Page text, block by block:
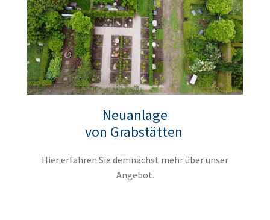
Neuanlage
von Grabstätten
Hier erfahren Sie demnächst mehr über unser
Angebot.